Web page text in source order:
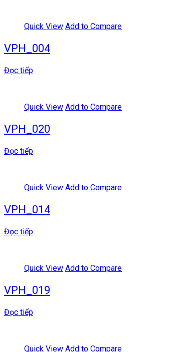
Quick View Add to Compare
VPH_004
Đọc tiếp
Quick View Add to Compare
VPH_020
Đọc tiếp
Quick View Add to Compare
VPH_014
Đọc tiếp
Quick View Add to Compare
VPH_019
Đọc tiếp
Quick View Add to Compare